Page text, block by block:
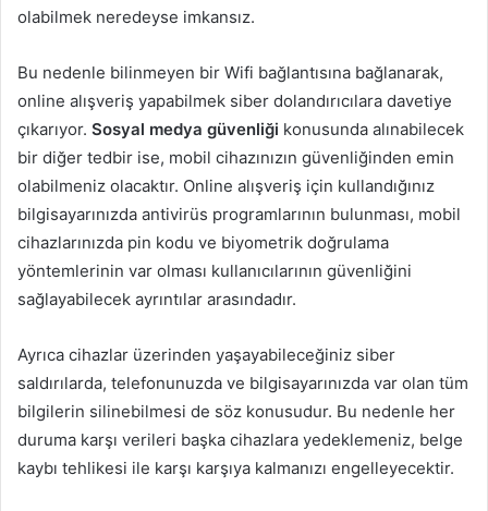
olabilmek neredeyse imkansız.
Bu nedenle bilinmeyen bir Wifi bağlantısına bağlanarak,
online alışveriş yapabilmek siber dolandırıcılara davetiye
çıkarıyor. Sosyal medya güvenliği konusunda alınabilecek
bir diğer tedbir ise, mobil cihazınızın güvenliğinden emin
olabilmeniz olacaktır. Online alışveriş için kullandığınız
bilgisayarınızda antivirüs programlarının bulunması, mobil
cihazlarınızda pin kodu ve biyometrik doğrulama
yöntemlerinin var olması kullanıcılarının güvenliğini
sağlayabilecek ayrıntılar arasındadır.
Ayrıca cihazlar üzerinden yaşayabileceğiniz siber
saldırılarda, telefonunuzda ve bilgisayarınızda var olan tüm
bilgilerin silinebilmesi de söz konusudur. Bu nedenle her
duruma karşı verileri başka cihazlara yedeklemeniz, belge
kaybı tehlikesi ile karşı karşıya kalmanızı engelleyecektir.